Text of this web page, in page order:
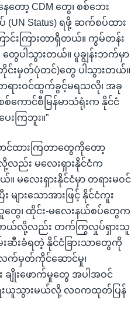
တော့ CDM တွေ၊ စစ်ဘေး
Status) ရဖို့ ဆက်စပ်ထား
င်းကြားတာရှိတယ်။ ကွမ်တန်း
ေပါသွားတယ်။ ပူချွန်းဘက်မှာ
တိုင်းမှတ်ပုံတင်)တွေ ပါသွားတယ်။
းဝင်ထွက်ခွင့်မရသလို၊ အခု
ကောင်စီမြန်မာသံရုံးက နိုင်ငံ
ကြဘူး။”
ာင်ထားကြတာတွေကိုတော့
ည်း မလေးရှားနိုင်ငံက
မလေးရှားနိုင်ငံမှာ တရားမဝင်
း များသောအားဖြင့် နိုင်ငံကူး
၊ ထိုင်း-မလေးနယ်စပ်တွေက
းတယ်လို့လည်း တက်ကြွလှုပ်ရှားသူ
ဆီးခံရတဲ့ နိုင်ငံခြားသာတွေကို
က်မှတ်ကိုင်ဆောင်မှု၊
ချိုးဖောက်မှုတွေ အပါအဝင်
ေးယူသွားမယ်လို့ လဝကထုတ်ပြန်